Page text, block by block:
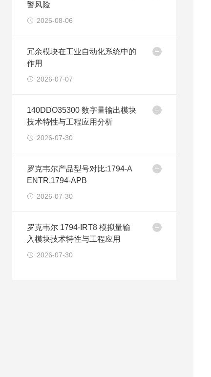
警风险
2026-08-06
冗余模块在工业自动化系统中的
作用
2026-07-07
140DDO35300 数字量输出模块
技术特性与工程应用分析
2026-07-30
罗克韦尔产品型号对比:1794-A
ENTR,1794-APB
2026-07-30
罗克韦尔 1794-IRT8 模拟量输
入模块技术特性与工程应用
2026-07-30